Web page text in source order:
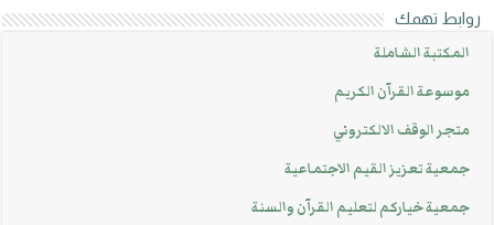
روابط تهمك
المكتبة الشاملة
موسوعة القرآن الكريم
متجر الوقف الالكتروني
جمعية تعزيز القيم الاجتماعية
جمعية خياركم لتعليم القرآن والسنة